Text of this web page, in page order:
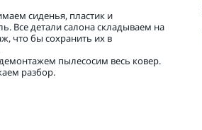
сиденья, пластик и
Все детали салона складываем на
что бы сохранить их в
пылесосим весь ковер.
разбор.